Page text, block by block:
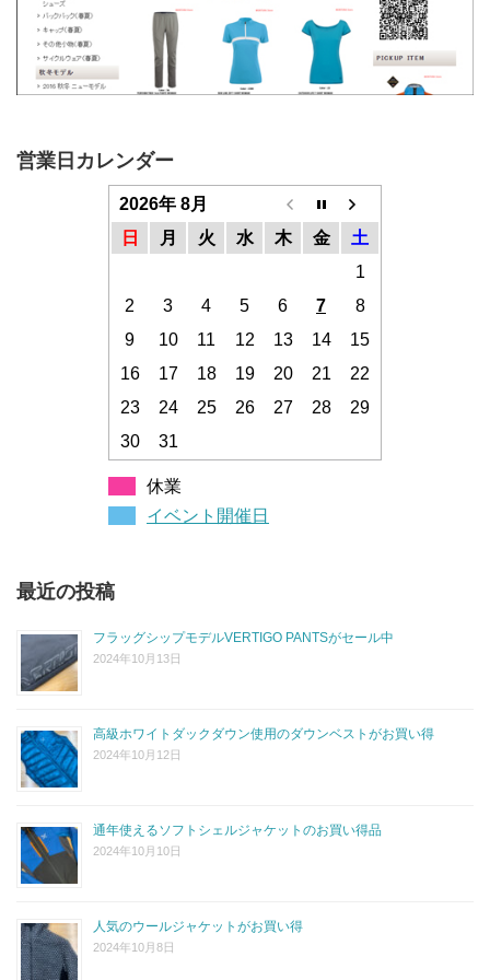
営業日カレンダー
2026年 8月
日
月 火 水 木 金
土
1
2
3 4 5 6 7
8
9
10 11 12 13 14
15
16
17 18 19 20 21
22
23
24 25 26 27 28
29
30
31
休業
イベント開催日
最近の投稿
フラッグシップモデルVERTIGO PANTSがセール中
2024年10月13日
高級ホワイトダックダウン使用のダウンベストがお買い得
2024年10月12日
通年使えるソフトシェルジャケットのお買い得品
2024年10月10日
人気のウールジャケットがお買い得
2024年10月8日